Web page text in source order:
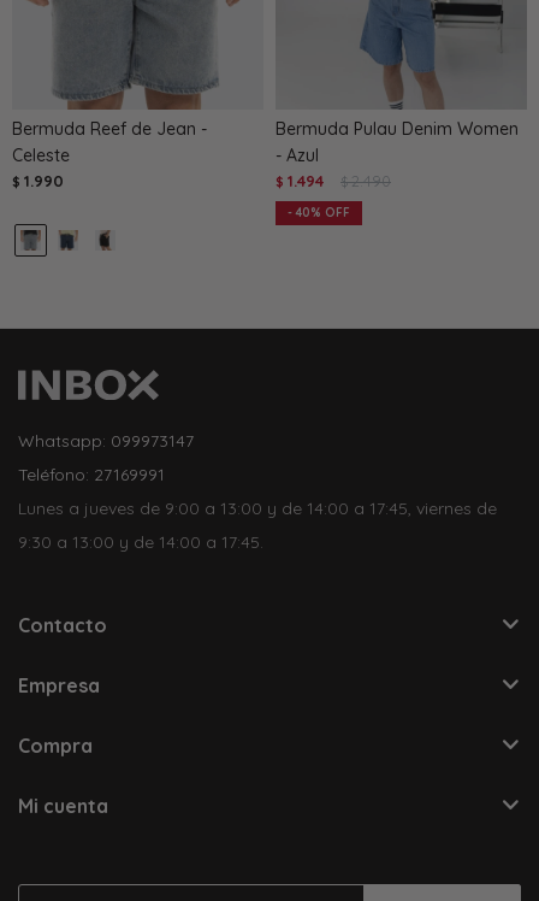
Bermuda Reef de Jean -
Celeste
$ 1.990
Bermuda Pulau Denim Women
- Azul
$ 1.494 $ 2.490
40
Whatsapp: 099973147
Teléfono: 27169991
Lunes a jueves de 9:00 a 13:00 y de 14:00 a 17:45, viernes de
9:30 a 13:00 y de 14:00 a 17:45.
Contacto
Empresa
Compra
Mi cuenta